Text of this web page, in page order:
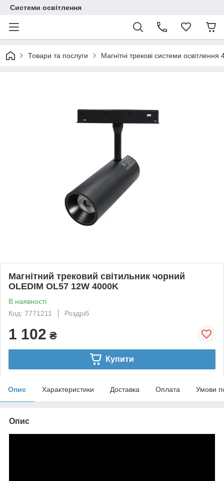
Системи освітлення
Товари та послуги Магнітні трекові системи освітлення
Магнітний трековий світильник чорний
OLEDIM OL57 12W 4000K
В наявності
Код: 7771211
Роздріб
1 102 ₴
Купити
Опис Характеристики Доставка Оплата Умови
Опис